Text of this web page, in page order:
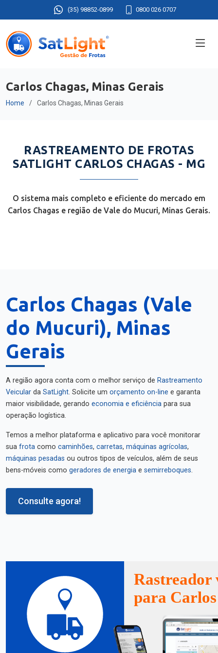
(35) 98852-0899 0800 026 0707
Carlos Chagas, Minas Gerais
Home Carlos Chagas, Minas Gerais
RASTREAMENTO DE FROTAS
SATLIGHT CARLOS CHAGAS - MG
O sistema mais completo e eficiente do mercado em
Carlos Chagas e região de Vale do Mucuri, Minas Gerais.
Carlos Chagas (Vale
do Mucuri), Minas
Gerais
A região agora conta com o melhor serviço de Rastreamento
Veicular da SatLight. Solicite um orçamento on-line e garanta
maior visibilidade, gerando economia e eficiência para sua
operação logística.
Temos a melhor plataforma e aplicativo para você monitorar
sua frota como caminhões, carretas, máquinas agrícolas,
máquinas pesadas ou outros tipos de veículos, além de seus
bens-móveis como geradores de energia e semirreboques.
Consulte agora!
Rastreador
para